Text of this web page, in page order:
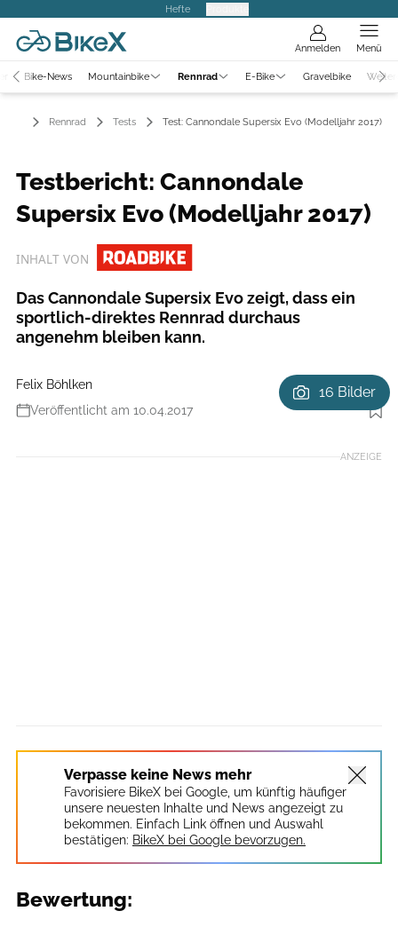
Hefte
Anmelden Menü
Bike-News Mountainbike Rennrad E-Bike Gravelbike
Rennrad Tests Test: Cannondale Supersix Evo (Modelljahr 2017)
Testbericht: Cannondale
Supersix Evo (Modelljahr 2017)
INHALT VON
Das Cannondale Supersix Evo zeigt, dass ein
sportlich-direktes Rennrad durchaus
angenehm bleiben kann.
Felix Böhlken
Veröffentlicht am 10.04.2017
Foto: Benjamin Hahn
16 Bilder
ANZEIGE
Verpasse keine News mehr
Favorisiere BikeX bei Google, um künftig häufiger
unsere neuesten Inhalte und News angezeigt zu
bekommen. Einfach Link öffnen und Auswahl
bestätigen: BikeX bei Google bevorzugen.
Bewertung: